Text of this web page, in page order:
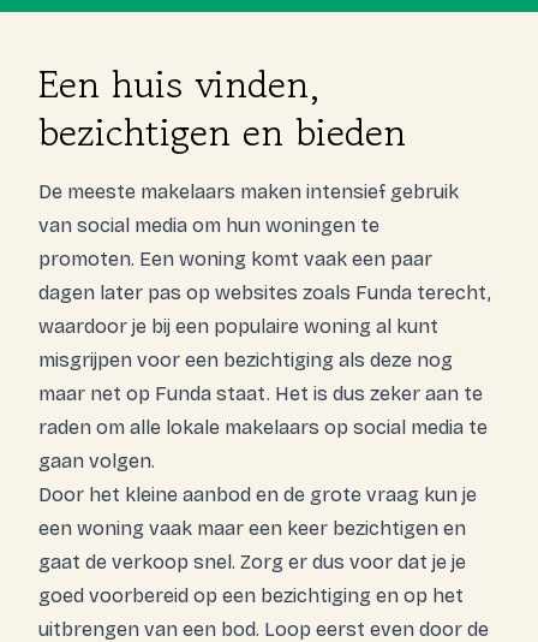
Een huis vinden,
bezichtigen en bieden
De meeste makelaars maken intensief gebruik
van social media om hun woningen te
promoten. Een woning komt vaak een paar
dagen later pas op websites zoals Funda terecht,
waardoor je bij een populaire woning al kunt
misgrijpen voor een bezichtiging als deze nog
maar net op Funda staat. Het is dus zeker aan te
raden om alle lokale makelaars op social media te
gaan volgen.
Door het kleine aanbod en de grote vraag kun je
een woning vaak maar een keer bezichtigen en
gaat de verkoop snel. Zorg er dus voor dat je je
goed voorbereid op een bezichtiging en op het
uitbrengen van een bod. Loop eerst even door de